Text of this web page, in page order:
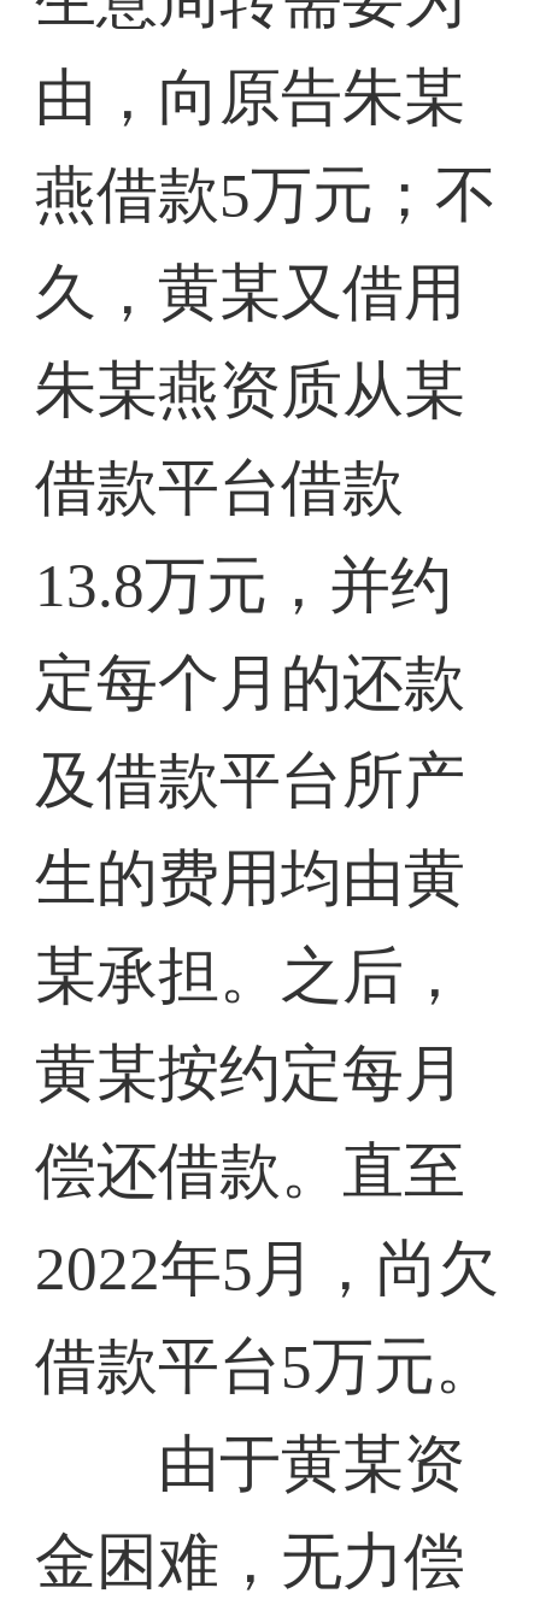
由，向原告朱某
燕借款5万元；不
久，黄某又借用
朱某燕资质从某
借款平台借款
13.8万元，并约
定每个月的还款
及借款平台所产
生的费用均由黄
某承担。之后，
黄某按约定每月
偿还借款。直至
2022年5月，尚欠
借款平台5万元。
由于黄某资
金困难，无力偿